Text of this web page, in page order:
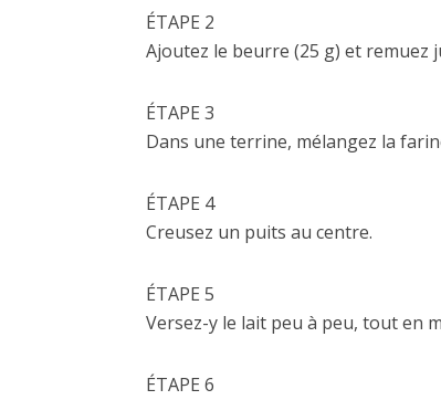
ÉTAPE 2
Ajoutez le beurre (25 g) et remuez
ÉTAPE 3
Dans une terrine, mélangez la
ÉTAPE 4
Creusez un puits au centre.
ÉTAPE 5
Versez-y le lait peu à peu, tout en
ÉTAPE 6